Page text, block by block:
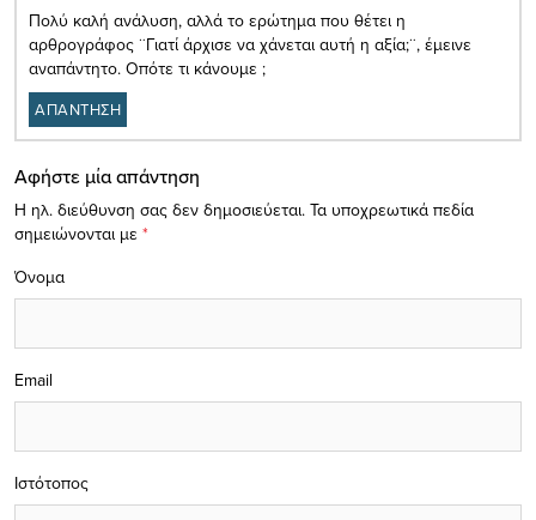
Πολύ καλή ανάλυση, αλλά το ερώτημα που θέτει η
αρθρογράφος ¨Γιατί άρχισε να χάνεται αυτή η αξία;¨, έμεινε
αναπάντητο. Οπότε τι κάνουμε ;
ΑΠΑΝΤΗΣΗ
Αφήστε μία απάντηση
Η ηλ. διεύθυνση σας δεν δημοσιεύεται. Τα υποχρεωτικά πεδία
σημειώνονται με *
Όνομα
Email
Ιστότοπος